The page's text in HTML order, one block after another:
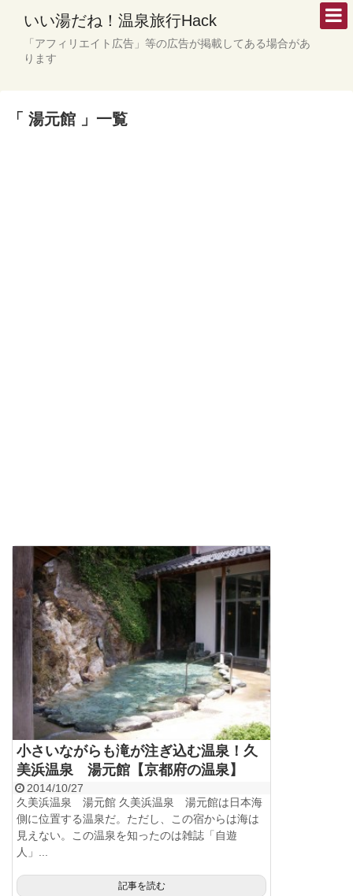
いい湯だね！温泉旅行Hack
「アフィリエイト広告」等の広告が掲載してある場合があ
ります
「 湯元館 」一覧
小さいながらも滝が注ぎ込む温泉！久
美浜温泉 湯元館【京都府の温泉】
2014/10/27
久美浜温泉 湯元館 久美浜温泉 湯元館は日本海
側に位置する温泉だ。ただし、この宿からは海は
見えない。この温泉を知ったのは雑誌「自遊
人」...
記事を読む